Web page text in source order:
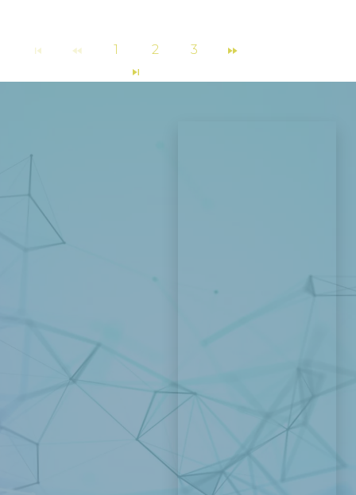
1 2 3
Upřesnění požadavku
Poznámka, dotaz či
zpráva pro nás